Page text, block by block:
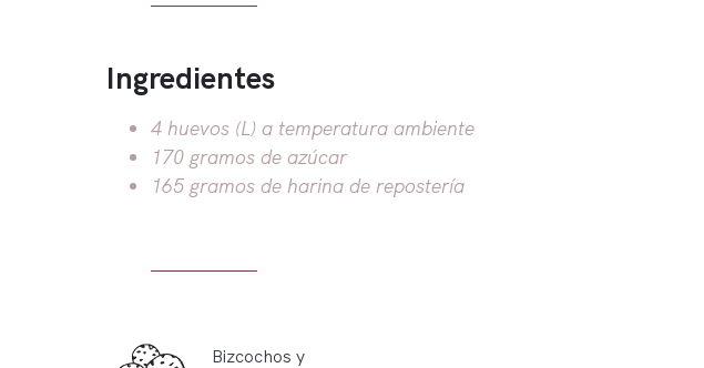
Ingredientes
4 huevos (L) a temperatura ambiente
170 gramos de azúcar
165 gramos de harina de repostería
Bizcochos y